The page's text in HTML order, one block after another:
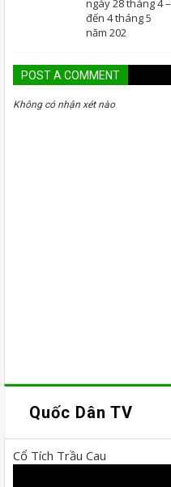
ngày 28 tháng 4 –
đến 4 tháng 5
năm 202
POST A COMMENT
Không có nhận xét nào
Quốc Dân TV
Cổ Tích Trầu Cau